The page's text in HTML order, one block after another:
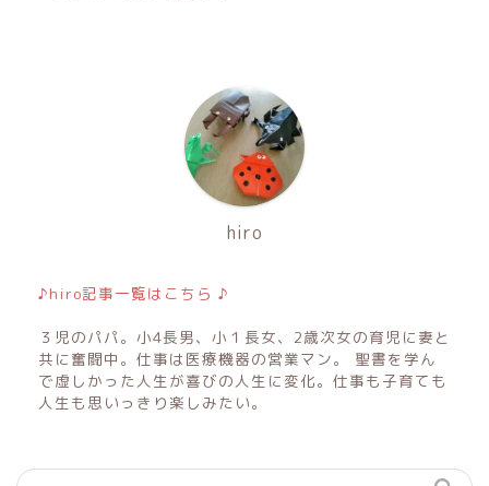
hiro
♪hiro記事一覧はこちら ♪
３児のパパ。小4長男、小１長女、2歳次女の育児に妻と
共に奮闘中。仕事は医療機器の営業マン。 聖書を学ん
で虚しかった人生が喜びの人生に変化。仕事も子育ても
人生も思いっきり楽しみたい。